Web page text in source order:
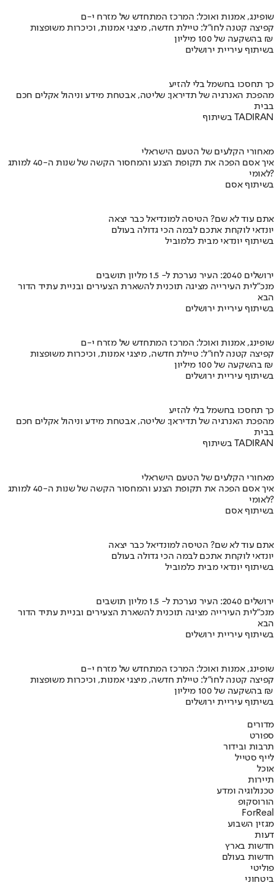
שופינג, אמנות ואוכל: המרכז המתחדש של מזרח י-ם
קפיצה קטנה לחו"ל: טיילת חדשה, מיצגי אמנות, וכיכרות משופצות
בהשקעה של 100 מיליון ₪
בשיתוף עיריית ירושלים
כך תחסכו בחשמל בלי להזיע
מהפכת האנרגיה של תדיראן: שליטה, אבטחת מידע וניהול אקלים חכם
בבית
בשיתוף TADIRAN
מאחורי הקלעים של הטעם הישראלי
איך אסם הפכה את תקופת הצנע והמחסור הקשה של שנות ה-40 למותג
לאומי?
בשיתוף אסם
אתם עוד לא שם? הטיסה למונדיאל כבר יצאה
יונדאי לוקחת אתכם לבמה הכי גדולה בעולם
בשיתוף יונדאי מבית כלמוביל
ירושלים 2040: העיר נערכת ל- 1.5 מליון תושבים
מנכ"לית העירייה מציגה תוכנית להשארת הצעירים ובניית עתיד הדור
הבא
בשיתוף עיריית ירושלים
שופינג, אמנות ואוכל: המרכז המתחדש של מזרח י-ם
קפיצה קטנה לחו"ל: טיילת חדשה, מיצגי אמנות, וכיכרות משופצות
בהשקעה של 100 מיליון ₪
בשיתוף עיריית ירושלים
כך תחסכו בחשמל בלי להזיע
מהפכת האנרגיה של תדיראן: שליטה, אבטחת מידע וניהול אקלים חכם
בבית
בשיתוף TADIRAN
מאחורי הקלעים של הטעם הישראלי
איך אסם הפכה את תקופת הצנע והמחסור הקשה של שנות ה-40 למותג
לאומי?
בשיתוף אסם
אתם עוד לא שם? הטיסה למונדיאל כבר יצאה
יונדאי לוקחת אתכם לבמה הכי גדולה בעולם
בשיתוף יונדאי מבית כלמוביל
ירושלים 2040: העיר נערכת ל- 1.5 מליון תושבים
מנכ"לית העירייה מציגה תוכנית להשארת הצעירים ובניית עתיד הדור
הבא
בשיתוף עיריית ירושלים
שופינג, אמנות ואוכל: המרכז המתחדש של מזרח י-ם
קפיצה קטנה לחו"ל: טיילת חדשה, מיצגי אמנות, וכיכרות משופצות
בהשקעה של 100 מיליון ₪
בשיתוף עיריית ירושלים
מדורים
ספורט
תרבות ובידור
לייף סטייל
אוכל
תיירות
טכנולוגיה ומדע
הורוסקופ
ForReal
מגזין השבוע
דעות
חדשות בארץ
חדשות בעולם
פוליטי
ביטחוני